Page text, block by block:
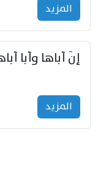
المزید
إنّ أباها وأبا
المزید